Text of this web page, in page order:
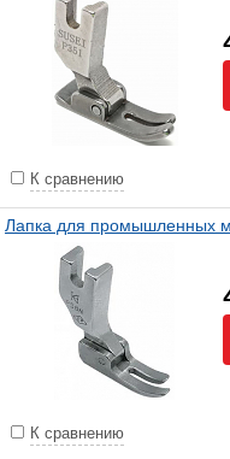
К сравнению
Лапка для промышленных
К сравнению